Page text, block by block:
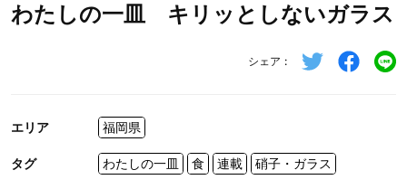
わたしの一皿 キリッとしないガラス
シェア
エリア 福岡県
タグ わたしの一皿 食 連載 硝子・ガラス